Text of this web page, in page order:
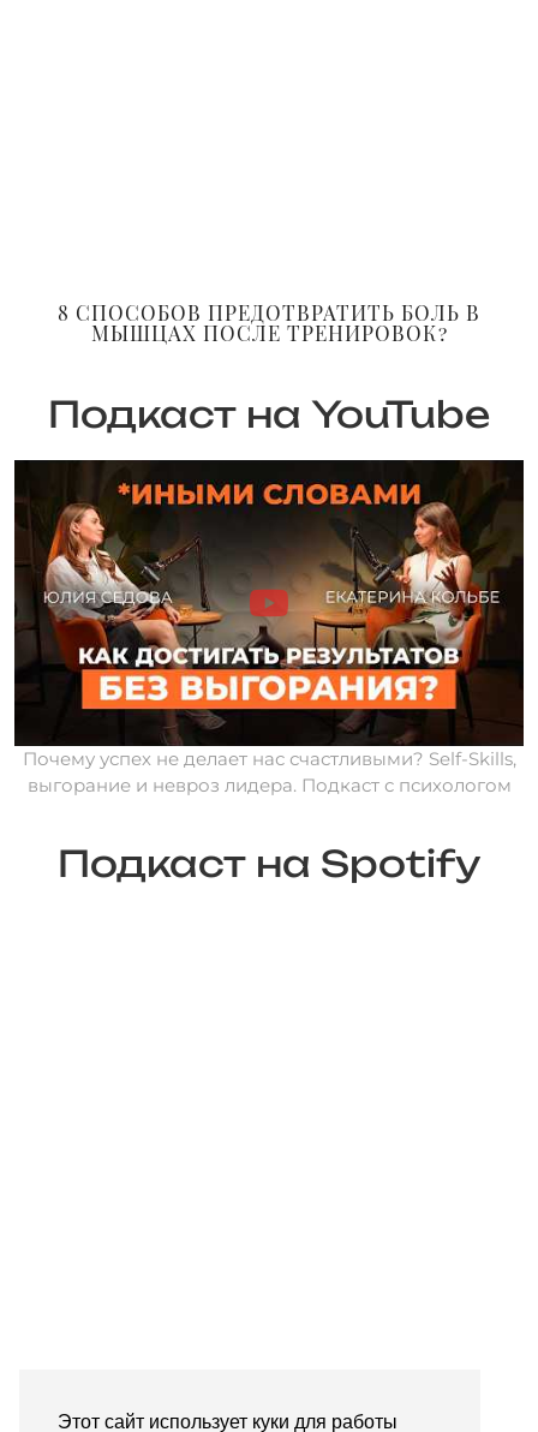
Этот сайт использует куки для работы
8 СПОСОБОВ ПРЕДОТВРАТИТЬ БОЛЬ В
МЫШЦАХ ПОСЛЕ ТРЕНИРОВОК?
Подкаст на YouTube
Почему успех не делает нас счастливыми? Self-Skills,
выгорание и невроз лидера. Подкаст с психологом
Подкаст на Spotify